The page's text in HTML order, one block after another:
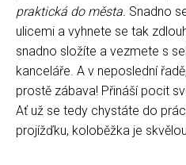
praktická do města. Snadno
ulicemi a vyhnete se tak
snadno složíte a vezmete s
kanceláře. A v neposlední
prostě zábava! Přináší pocit
Ať už se tedy chystáte do
projížďku, koloběžka je